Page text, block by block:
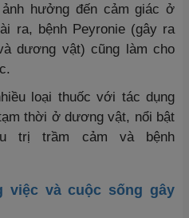
hưởng đến cảm giác ở
ra, bệnh Peyronie (gây ra
dương vật) cũng làm cho
loại thuốc với tác dụng
thời ở dương vật, nổi bật
trị trầm cảm và bệnh
và cuộc sống gây